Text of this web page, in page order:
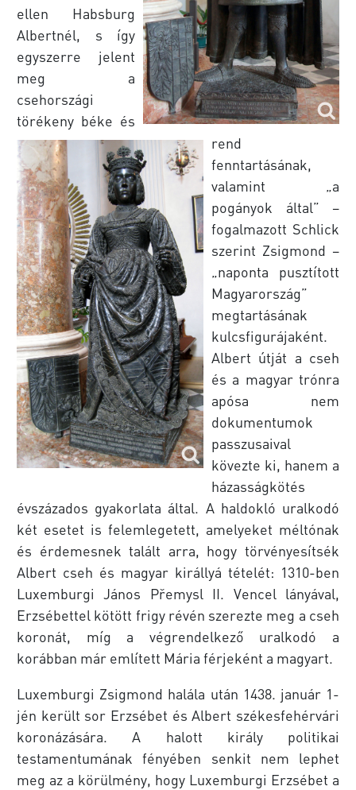
ellen Habsburg
Albertnél, s így
egyszerre jelent
meg a
csehországi
törékeny béke és
rend
fenntartásának,
valamint „a
pogányok által” –
fogalmazott Schlick
szerint Zsigmond –
„naponta pusztított
Magyarország”
megtartásának
kulcsfigurájaként.
Albert útját a cseh
és a magyar trónra
apósa nem
dokumentumok
passzusaival
kövezte ki, hanem a
házasságkötés
évszázados gyakorlata által. A haldokló uralkodó
két esetet is felemlegetett, amelyeket méltónak
és érdemesnek talált arra, hogy törvényesítsék
Albert cseh és magyar királlyá tételét: 1310-ben
Luxemburgi János Přemysl II. Vencel lányával,
Erzsébettel kötött frigy révén szerezte meg a cseh
koronát, míg a végrendelkező uralkodó a
korábban már említett Mária férjeként a magyart.
Luxemburgi Zsigmond halála után 1438. január 1-
jén került sor Erzsébet és Albert székesfehérvári
koronázására. A halott király politikai
testamentumának fényében senkit nem lephet
meg az a körülmény, hogy Luxemburgi Erzsébet a